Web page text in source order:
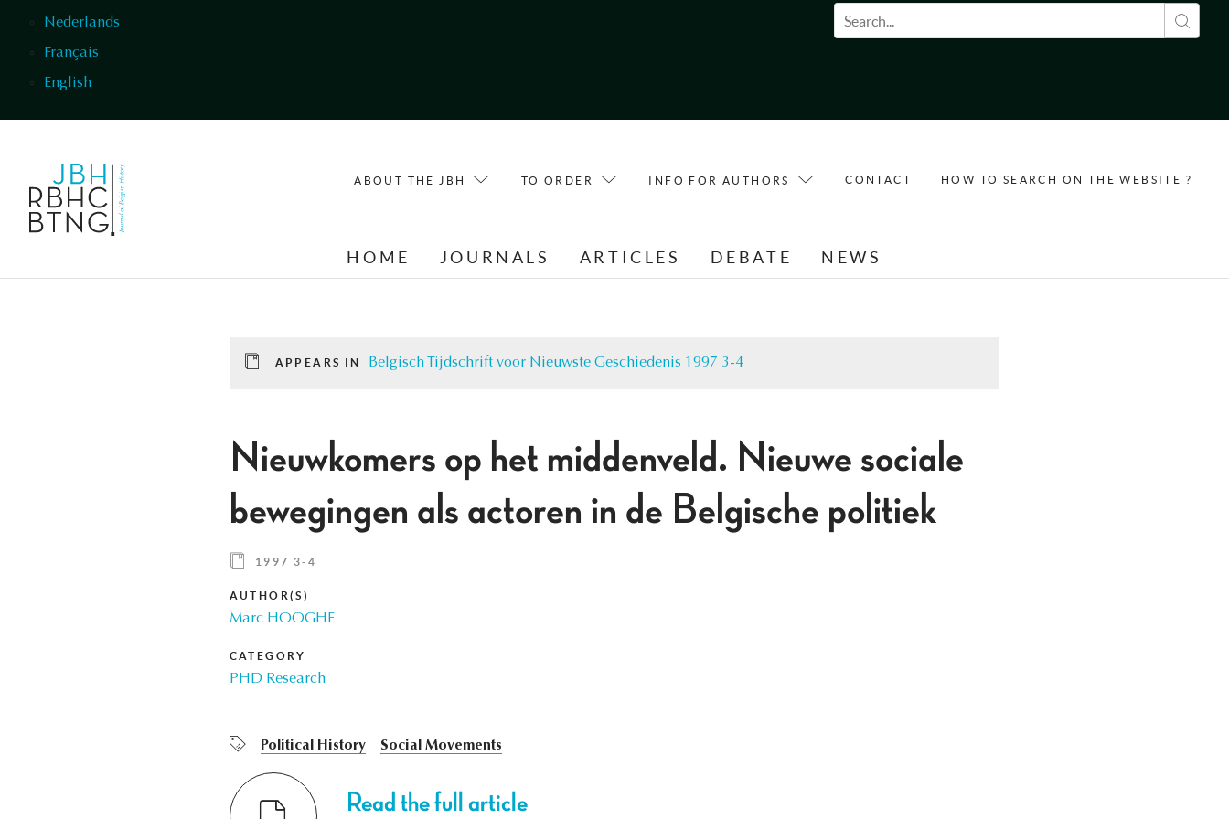
Nederlands
Français
English
Search form
ABOUT THE JBH TO ORDER INFO FOR AUTHORS CONTACT HOW TO SEARCH ON THE WEBSITE ?
HOME JOURNALS ARTICLES DEBATE NEWS
APPEARS IN Belgisch Tijdschrift voor Nieuwste Geschiedenis 1997 3-4
Nieuwkomers op het middenveld. Nieuwe sociale
bewegingen als actoren in de Belgische politiek
1997 3-4
AUTHOR(S)
Marc HOOGHE
CATEGORY
PHD Research
Political History Social Movements
Read the full article